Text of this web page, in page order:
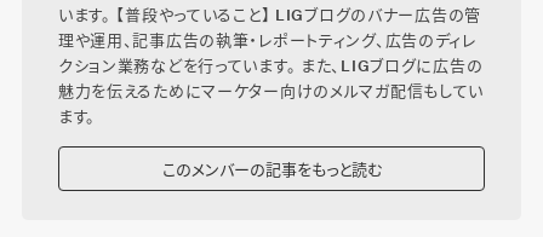
います。 【普段やっていること】 LIGブログのバナー広告の管
理や運用、記事広告の執筆・レポートティング、広告のディレ
クション業務などを行っています。 また、LIGブログに広告の
魅力を伝えるためにマーケター向けのメルマガ配信もしてい
ます。
このメンバーの記事をもっと読む